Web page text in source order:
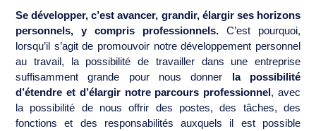
Se développer, c’est avancer, grandir, élargir ses horizons
personnels, y compris professionnels. C’est pourquoi,
lorsqu’il s’agit de promouvoir notre développement personnel
au travail, la possibilité de travailler dans une entreprise
suffisamment grande pour nous donner la possibilité
d’étendre et d’élargir notre parcours professionnel, avec
la possibilité de nous offrir des postes, des tâches, des
fonctions et des responsabilités auxquels il est possible